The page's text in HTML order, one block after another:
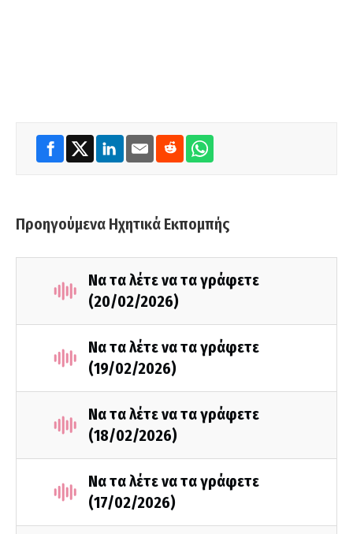
Προηγούμενα Ηχητικά Εκπομπής
Να τα λέτε να τα γράφετε
(20/02/2026)
Να τα λέτε να τα γράφετε
(19/02/2026)
Να τα λέτε να τα γράφετε
(18/02/2026)
Να τα λέτε να τα γράφετε
(17/02/2026)